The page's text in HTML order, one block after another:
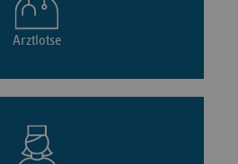
Arztlotse